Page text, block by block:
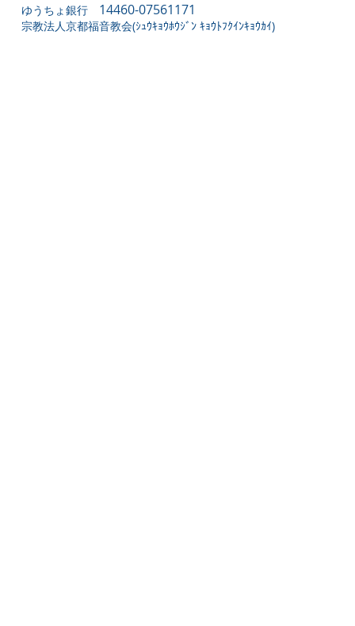
ゆうちょ銀行 14460-07561171
宗教法人京都福音教会(ｼｭｳｷｮｳﾎｳｼﾞﾝ ｷｮｳﾄﾌｸｲﾝｷｮｳｶｲ)